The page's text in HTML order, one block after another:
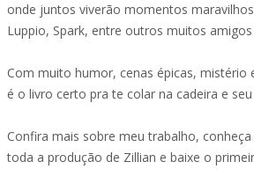
onde juntos viverão momentos
Luppio, Spark, entre outros muitos
Com muito humor, cenas épicas, mistério
é o livro certo pra te colar na cadeira e
Confira mais sobre meu trabalho,
toda a produção de Zillian e baixe o